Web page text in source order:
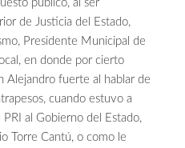
público, al ser
de Justicia del Estado,
Presidente Municipal de
en donde por cierto
Alejandro fuerte al hablar de
cuando estuvo a
al Gobierno del Estado,
Torre Cantú, o como le